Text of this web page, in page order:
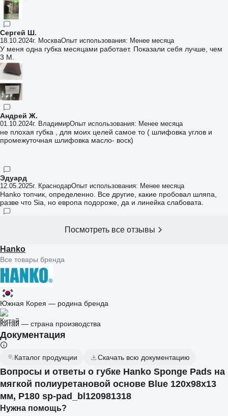
Сергей Ш.
18.10.2024г. МоскваОпыт использования: Менее месяца
У меня одна губка месяцами работает. Показали себя лучше, чем
3 М.
Андрей Ж.
01.10.2024г. ВладимирОпыт использования: Менее месяца
не плохая губка , для моих целей самое то ( шлифовка углов и
промежуточная шлифовка масло- воск)
Эдуард
12.05.2025г. КраснодарОпыт использования: Менее месяца
Hanko топчик, определенно. Все другие, какие пробовал шляпа,
разве что Sia, но европа подороже, да и линейка слабовата.
Посмотреть все отзывы
Hanko
Все товары бренда
Южная Корея — родина бренда
Китай — страна производства
Документация
Каталог продукции Скачать всю документацию
Вопросы и ответы о губке Hanko Sponge Pads на
мягкой полиуретановой основе Blue 120x98x13
мм, P180 sp-pad_bl120981318
Нужна помощь?